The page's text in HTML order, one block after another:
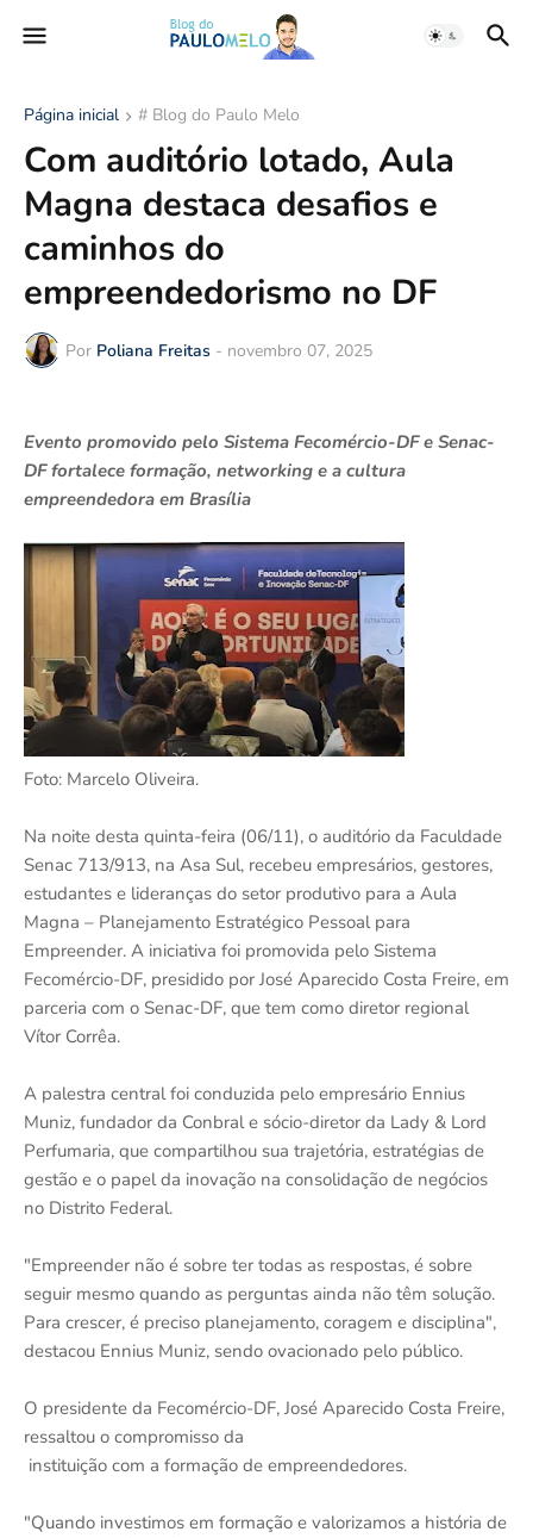
Página inicial # Blog do Paulo Melo
Com auditório lotado, Aula
Magna destaca desafios e
caminhos do
empreendedorismo no DF
Por Poliana Freitas - novembro 07, 2025
Evento promovido pelo Sistema Fecomércio-DF e Senac-
DF fortalece formação, networking e a cultura
empreendedora em Brasília
Foto: Marcelo Oliveira.
Na noite desta quinta-feira (06/11), o auditório da Faculdade
Senac 713/913, na Asa Sul, recebeu empresários, gestores,
estudantes e lideranças do setor produtivo para a Aula
Magna – Planejamento Estratégico Pessoal para
Empreender. A iniciativa foi promovida pelo Sistema
Fecomércio-DF, presidido por José Aparecido Costa Freire, em
parceria com o Senac-DF, que tem como diretor regional
Vítor Corrêa.
A palestra central foi conduzida pelo empresário Ennius
Muniz, fundador da Conbral e sócio-diretor da Lady & Lord
Perfumaria, que compartilhou sua trajetória, estratégias de
gestão e o papel da inovação na consolidação de negócios
no Distrito Federal.
"Empreender não é sobre ter todas as respostas, é sobre
seguir mesmo quando as perguntas ainda não têm solução.
Para crescer, é preciso planejamento, coragem e disciplina",
destacou Ennius Muniz, sendo ovacionado pelo público.
O presidente da Fecomércio-DF, José Aparecido Costa Freire,
ressaltou o compromisso da
instituição com a formação de empreendedores.
"Quando investimos em formação e valorizamos a história de